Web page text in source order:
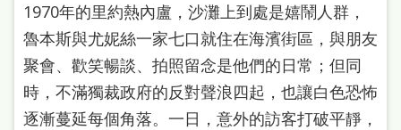
站
安
全
政
1970年的里約熱內盧，沙灘上到處是嬉鬧人群，
魯本斯與尤妮絲一家七口就住在海濱街區，與朋友
聚會、歡笑暢談、拍照留念是他們的日常；但同
時，不滿獨裁政府的反對聲浪四起，也讓白色恐怖
逐漸蔓延每個角落。一日，意外的訪客打破平靜，